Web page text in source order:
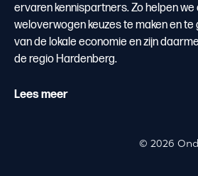
ervaren kennispartners. Zo helpen
weloverwogen keuzes te maken en
van de lokale economie en zijn
de regio Hardenberg.
Lees meer
© 2026